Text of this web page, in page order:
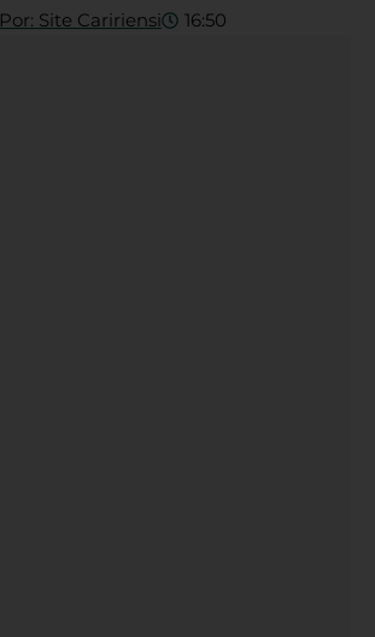
Por: Site Caririensi 16:50